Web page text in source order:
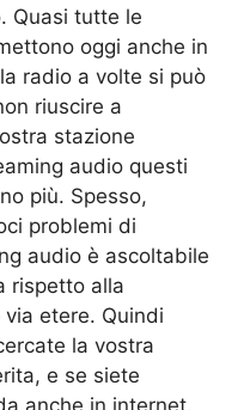
Quasi tutte le
oggi anche in
radio a volte si può
riuscire a
stazione
audio questi
più. Spesso,
problemi di
audio è ascoltabile
rispetto alla
via etere. Quindi
la vostra
e se siete
anche in internet.